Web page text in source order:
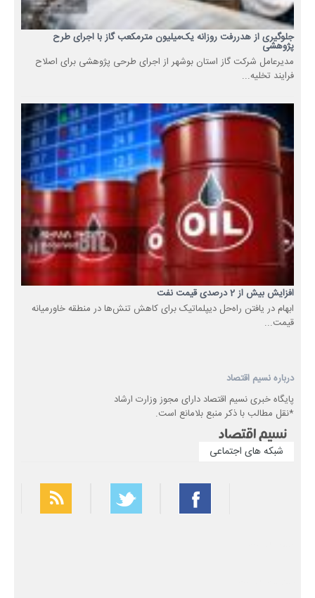
جلوگیری از هدررفت روزانه یک‌میلیون مترمکعب گاز با اجرای طرح
پژوهشی
مدیرعامل شرکت گاز استان بوشهر از اجرای طرحی پژوهشی برای اصلاح
فرایند تخلیه...
افزایش بیش از 2 درصدی قیمت نفت
ابهام در یافتن راه‌حل‌ دیپلماتیک برای کاهش تنش‌ها در منطقه خاورمیانه
قیمت...
درباره نسیم اقتصاد
پایگاه خبری نسیم اقتصاد دارای مجوز وزارت ارشاد
*نقل مطالب با ذکر منبع بلامانع است.
شبکه های اجتماعی